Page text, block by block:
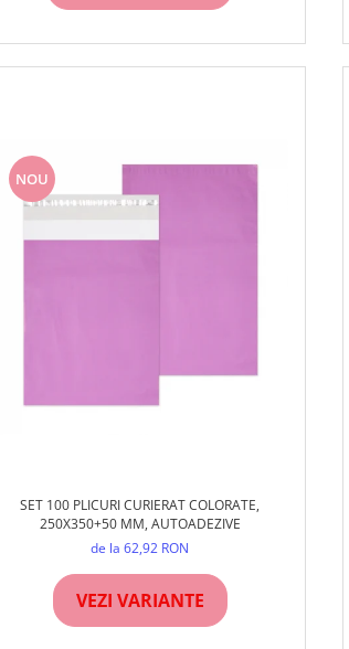
NOU
SET 100 PLICURI CURIERAT COLORATE,
250X350+50 MM, AUTOADEZIVE
de la 62,92 RON
VEZI VARIANTE